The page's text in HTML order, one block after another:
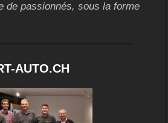
de passionnés, sous la forme
AUTO.CH